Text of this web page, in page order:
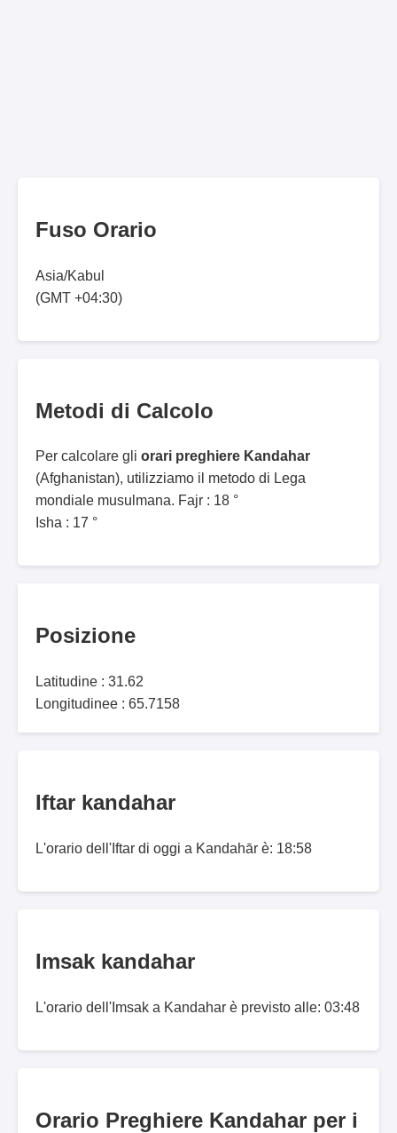
Fuso Orario
Asia/Kabul
(GMT +04:30)
Metodi di Calcolo
Per calcolare gli orari preghiere Kandahar
(Afghanistan), utilizziamo il metodo di Lega
mondiale musulmana. Fajr : 18 °
Isha : 17 °
Posizione
Latitudine : 31.62
Longitudinee : 65.7158
Iftar kandahar
L'orario dell'Iftar di oggi a Kandahār è: 18:58
Imsak kandahar
L'orario dell'Imsak a Kandahar è previsto alle: 03:48
Orario Preghiere Kandahar per i